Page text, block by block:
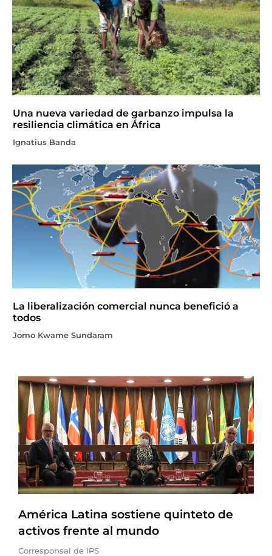
Una nueva variedad de garbanzo impulsa la
resiliencia climática en África
Ignatius Banda
La liberalización comercial nunca benefició a
todos
Jomo Kwame Sundaram
América Latina sostiene quinteto de
activos frente al mundo
Corresponsal de IPS